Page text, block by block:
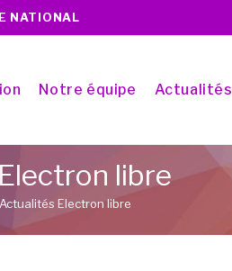
NATIONAL
Notre équipe Actualités
libre
Actualités Electron libre